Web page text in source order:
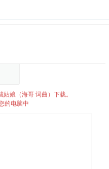
娘（海哥 词曲）下载。
的电脑中